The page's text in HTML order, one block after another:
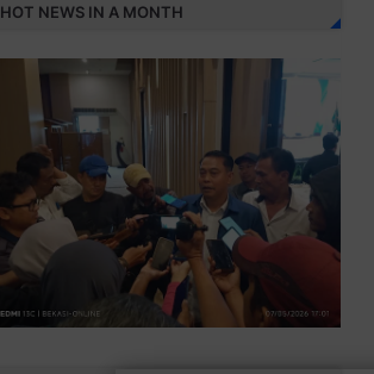
HOT NEWS IN A MONTH